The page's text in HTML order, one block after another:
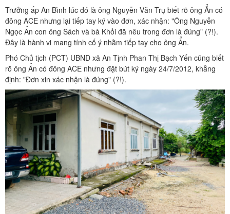
Trưởng ấp An Bình lúc đó là ông Nguyễn Văn Trụ biết rõ ông Ẩn có
đông ACE nhưng lại tiếp tay ký vào đơn, xác nhận: "Ông Nguyễn
Ngọc Ẩn con ông Sách và bà Khỏi đã nêu trong đơn là đúng" (?!).
Đây là hành vi mang tính cố ý nhằm tiếp tay cho ông Ẩn.
Phó Chủ tịch (PCT) UBND xã An Tịnh Phan Thị Bạch Yến cũng biết
rõ ông Ẩn có đông ACE nhưng đặt bút ký ngày 24/7/2012, khẳng
định: "Đơn xin xác nhận là đúng" (?!).